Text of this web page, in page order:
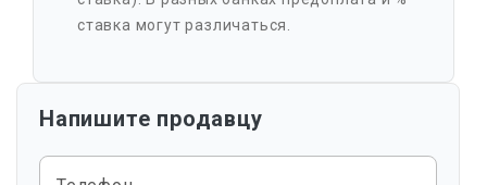
ставка могут различаться.
Напишите продавцу